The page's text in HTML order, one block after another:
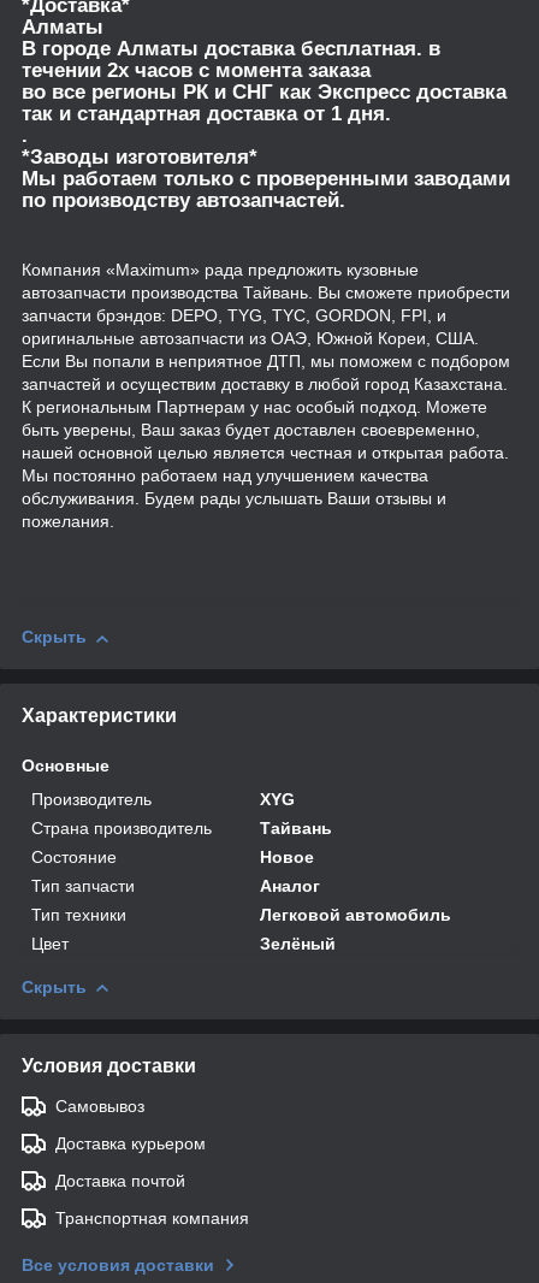
*Доставка*
Алматы
В городе Алматы доставка бесплатная. в
течении 2х часов с момента заказа
во все регионы РК и СНГ как Экспресс доставка
так и стандартная доставка от 1 дня.
.
*Заводы изготовителя*
Мы работаем только с проверенными заводами
по производству автозапчастей.
Компания «Maximum» рада предложить кузовные
автозапчасти производства Тайвань. Вы сможете приобрести
запчасти брэндов: DEPO, TYG, TYC, GORDON, FPI, и
оригинальные автозапчасти из ОАЭ, Южной Кореи, США.
Если Вы попали в неприятное ДТП, мы поможем с подбором
запчастей и осуществим доставку в любой город Казахстана.
К региональным Партнерам у нас особый подход. Можете
быть уверены, Ваш заказ будет доставлен своевременно,
нашей основной целью является честная и открытая работа.
Мы постоянно работаем над улучшением качества
обслуживания. Будем рады услышать Ваши отзывы и
пожелания.
Скрыть
Характеристики
Основные
Производитель
XYG
Страна производитель
Тайвань
Состояние
Новое
Тип запчасти
Аналог
Тип техники
Легковой автомобиль
Цвет
Зелёный
Скрыть
Условия доставки
Самовывоз
Доставка курьером
Доставка почтой
Транспортная компания
Все условия доставки